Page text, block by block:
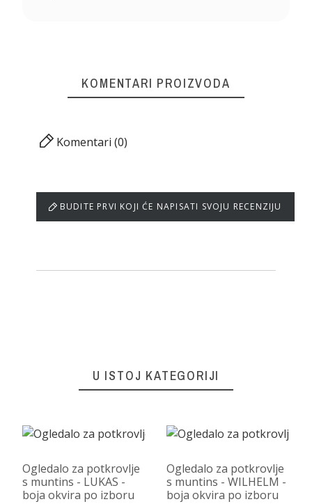
KOMENTARI PROIZVODA
Komentari (0)
BUDITE PRVI KOJI ĆE NAPISATI SVOJU RECENZIJU
U ISTOJ KATEGORIJI
Ogledalo za potkrovlje
s muntins - LUKAS -
boja okvira po izboru
Ogledalo za potkrovlje
s muntins - WILHELM -
boja okvira po izboru